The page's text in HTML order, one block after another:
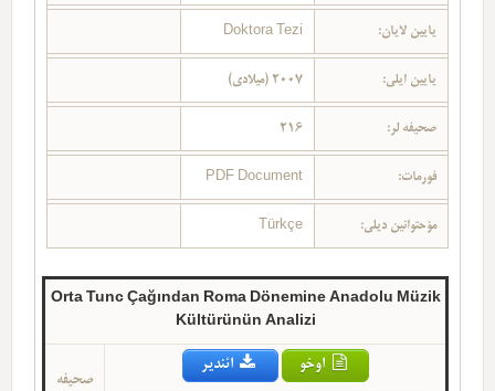
یایین لایان: Doktora Tezi
یایین ایلی: 2007 (میلادی)
صحیفه لر: 216
فورمات: PDF Document
مؤحتوانین دیلی: Türkçe
Orta Tunc Çağından Roma Dönemine Anadolu Müzik
Kültürünün Analizi
اوخو ائندیر
صحیفه